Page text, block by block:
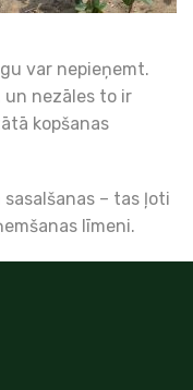
var nepieņemt.
un nezāles to ir
kopšanas
– tas ļoti
līmeni.